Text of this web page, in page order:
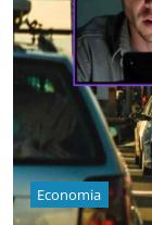
Economia